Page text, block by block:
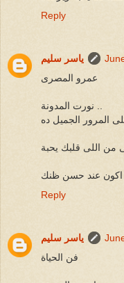
Reply
ياسر سليم
عمرو المصرى
من اللى قلبك يحبة
اكون عند حسن ظنك
Reply
ياسر سليم
فن الحياة